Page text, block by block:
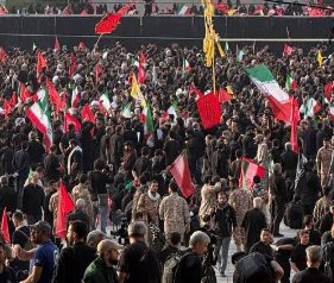
بانک شهر هیچ گونه وابستگی به
شهرداری تهران ندارد
برای بانک شدن لازم باشد
افزایش سرمایه می دهیم
اوراق رهنی؛ نقطه اتصال بازار
پول و سرمایه برای تامین مالی
مدیرعامل فناپ: نگاه به اقتصاد
مقاومتی یک نگاه ریاضت اقتصادی
نیست
استعفا مدیرعامل بانک دی
وزیر اقتصاد با استعفای رییس کل
بیمه مرکزی موافقت کرد